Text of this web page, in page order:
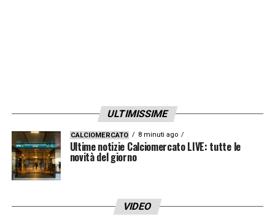
ULTIMISSIME
CALCIOMERCATO 8 minuti ago
Ultime notizie Calciomercato LIVE: tutte le
novità del giorno
VIDEO